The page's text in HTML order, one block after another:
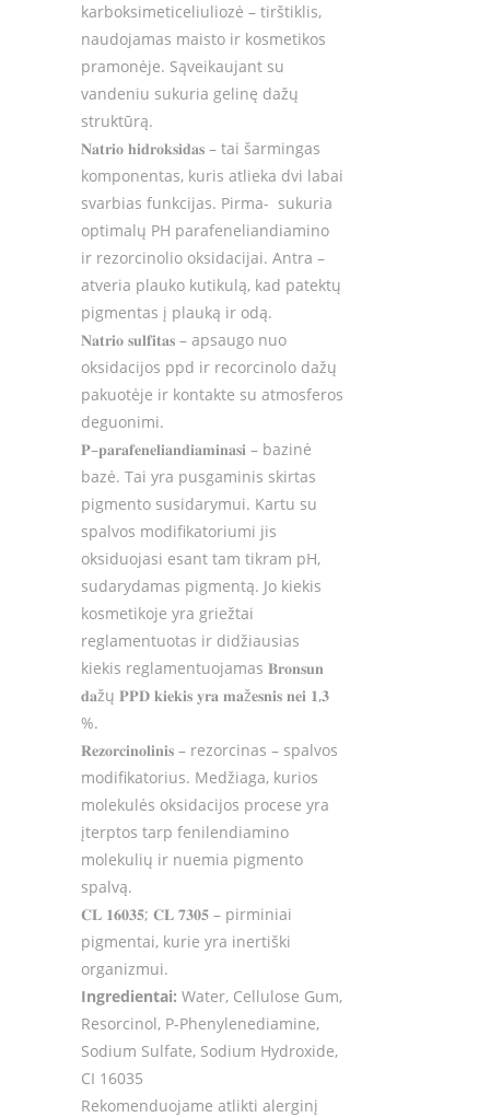
karboksimeticeliuliozė – tirštiklis,
naudojamas maisto ir kosmetikos
pramonėje. Sąveikaujant su
vandeniu sukuria gelinę dažų
struktūrą.
𝐍𝐚𝐭𝐫𝐢𝐨 𝐡𝐢𝐝𝐫𝐨𝐤𝐬𝐢𝐝𝐚𝐬 – tai šarmingas
komponentas, kuris atlieka dvi labai
svarbias funkcijas. Pirma- sukuria
optimalų PH parafeneliandiamino
ir rezorcinolio oksidacijai. Antra –
atveria plauko kutikulą, kad patektų
pigmentas į plauką ir odą.
𝐍𝐚𝐭𝐫𝐢𝐨 𝐬𝐮𝐥𝐟𝐢𝐭𝐚𝐬 – apsaugo nuo
oksidacijos ppd ir recorcinolo dažų
pakuotėje ir kontakte su atmosferos
deguonimi.
𝐏–𝐩𝐚𝐫𝐚𝐟𝐞𝐧𝐞𝐥𝐢𝐚𝐧𝐝𝐢𝐚𝐦𝐢𝐧𝐚𝐬𝐢 – bazinė
bazė. Tai yra pusgaminis skirtas
pigmento susidarymui. Kartu su
spalvos modifikatoriumi jis
oksiduojasi esant tam tikram pH,
sudarydamas pigmentą. Jo kiekis
kosmetikoje yra griežtai
reglamentuotas ir didžiausias
kiekis reglamentuojamas 𝐁𝐫𝐨𝐧𝐬𝐮𝐧
𝐝𝐚žų 𝐏𝐏𝐃 𝐤𝐢𝐞𝐤𝐢𝐬 𝐲𝐫𝐚 𝐦𝐚ž𝐞𝐬𝐧𝐢𝐬 𝐧𝐞𝐢 𝟏,𝟑
%.
𝐑𝐞𝐳𝐨𝐫𝐜𝐢𝐧𝐨𝐥𝐢𝐧𝐢𝐬 – rezorcinas – spalvos
modifikatorius. Medžiaga, kurios
molekulės oksidacijos procese yra
įterptos tarp fenilendiamino
molekulių ir nuemia pigmento
spalvą.
𝐂𝐋 𝟏𝟔𝟎𝟑𝟓; 𝐂𝐋 𝟕𝟑𝟎𝟓 – pirminiai
pigmentai, kurie yra inertiški
organizmui.
Ingredientai: Water, Cellulose Gum,
Resorcinol, P-Phenylenediamine,
Sodium Sulfate, Sodium Hydroxide,
CI 16035
Rekomenduojame atlikti alerginį